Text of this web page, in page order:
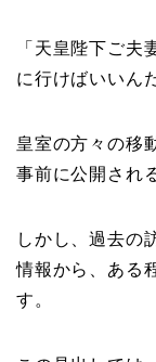
「天皇陛下ご夫
に行けばいいん
皇室の方々の移
事前に公開され
しかし、過去の
情報から、ある
す。